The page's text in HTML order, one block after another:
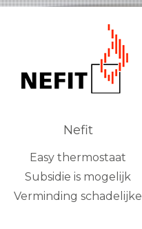
Nefit
Easy thermostaat
Subsidie is mogelijk
Verminding schadelijke